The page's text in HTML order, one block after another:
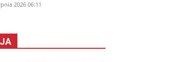
2026 06:11